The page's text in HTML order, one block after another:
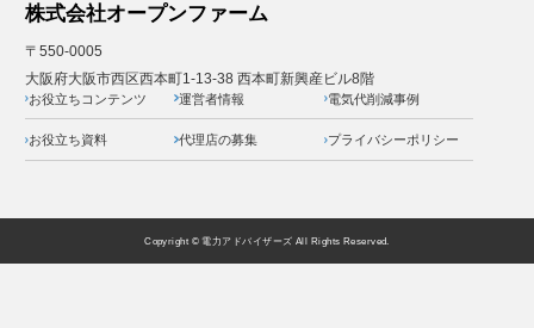
株式会社オープンファーム
〒550-0005
大阪府大阪市西区西本町1-13-38 西本町新興産ビル8階
お役立ちコンテンツ
お役立ち資料
運営者情報
代理店の募集
電気代削減事例
プライバシーポリシー
Copyright © 電力アドバイザーズ All Rights Reserved.